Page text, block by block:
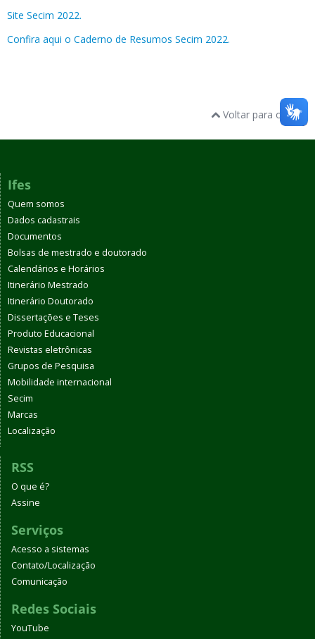
Site Secim 2022.
Confira aqui o Caderno de Resumos Secim 2022.
Voltar para o topo
Ifes
Quem somos
Dados cadastrais
Documentos
Bolsas de mestrado e doutorado
Calendários e Horários
Itinerário Mestrado
Itinerário Doutorado
Dissertações e Teses
Produto Educacional
Revistas eletrônicas
Grupos de Pesquisa
Mobilidade internacional
Secim
Marcas
Localização
RSS
O que é?
Assine
Serviços
Acesso a sistemas
Contato/Localização
Comunicação
Redes Sociais
YouTube